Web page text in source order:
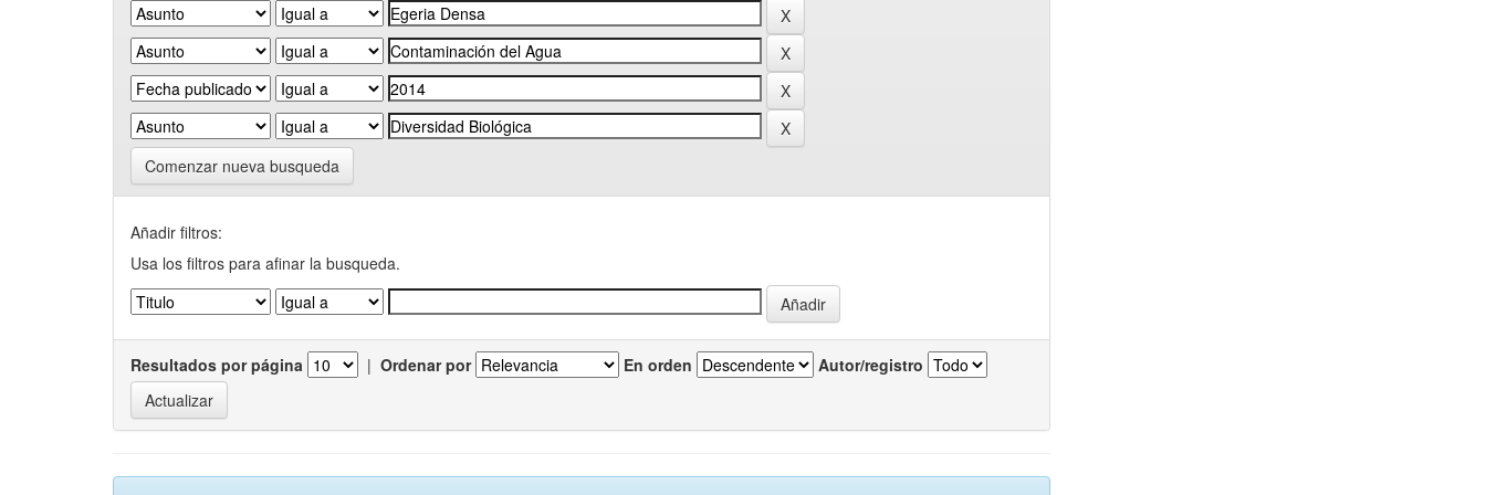
Comenzar nueva busqueda
Añadir filtros:
Usa los filtros para afinar la busqueda.
Resultados por página | Ordenar por En orden Autor/registro